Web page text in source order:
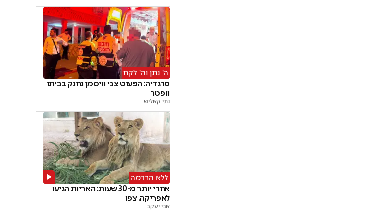
ה' נתן וה' לקח
טרגדיה: הפעוט צבי וויסמן נחנק בביתו
ונפטר
נתי קאליש
ללא הרדמה
אחרי יותר מ-30 שעות: האריות הגיעו
לאפריקה. צפו
אבי יעקב